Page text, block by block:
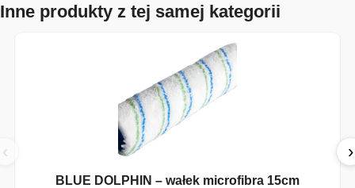
Inne produkty z tej samej kategorii
‹
BLUE DOLPHIN – wałek microfibra 15cm
›